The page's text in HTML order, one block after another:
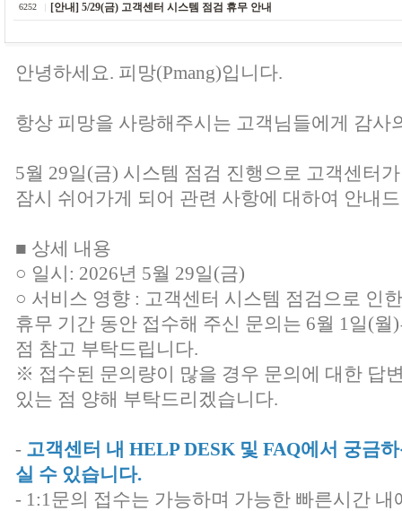
6252 [안내] 5/29(금) 고객센터 시스템 점검 휴무 안내
안녕하세요. 피망(Pmang)입니다.
항상 피망을 사랑해주시는 고객님들에게 감사
5월 29일(금) 시스템 점검 진행으로 고객센터가
잠시 쉬어가게 되어 관련 사항에 대하여 안내
■ 상세 내용
○ 일시: 2026년 5월 29일(금)
○ 서비스 영향 : 고객센터 시스템 점검으로 인
휴무 기간 동안 접수해 주신 문의는 6월 1일(
점 참고 부탁드립니다.
※ 접수된 문의량이 많을 경우 문의에 대한 답
있는 점 양해 부탁드리겠습니다.
- 고객센터 내 HELP DESK 및 FAQ에서 궁금
실 수 있습니다.
- 1:1문의 접수는 가능하며 가능한 빠른시간